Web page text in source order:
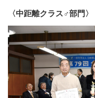
〈中距離クラス♂部門〉